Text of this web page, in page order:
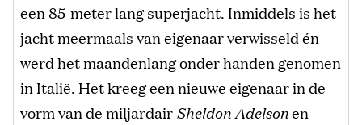
een 85-meter lang superjacht. Inmiddels is het
jacht meermaals van eigenaar verwisseld én
werd het maandenlang onder handen genomen
in Italië. Het kreeg een nieuwe eigenaar in de
vorm van de miljardairSheldon Adelsonen